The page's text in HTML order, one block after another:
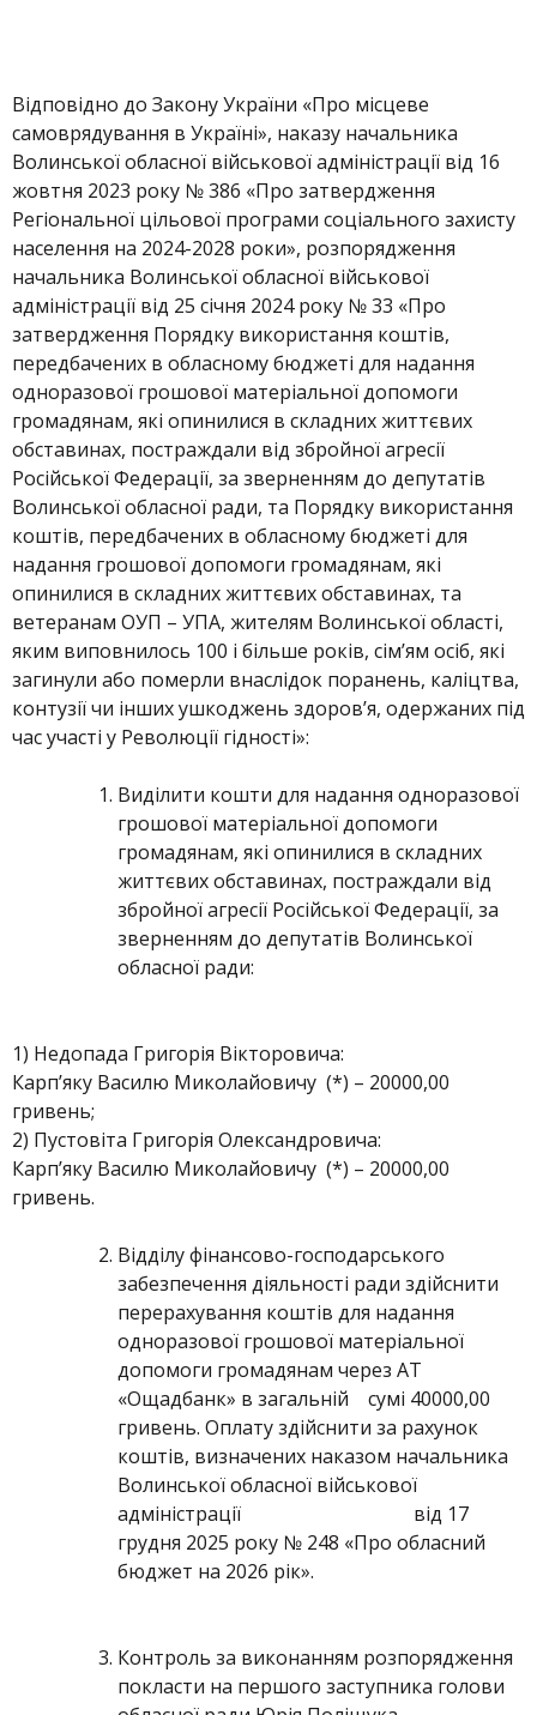
Відповідно до Закону України «Про місцеве
самоврядування в Україні», наказу начальника
Волинської обласної військової адміністрації від 16
жовтня 2023 року № 386 «Про затвердження
Регіональної цільової програми соціального захисту
населення на 2024-2028 роки», розпорядження
начальника Волинської обласної військової
адміністрації від 25 січня 2024 року № 33 «Про
затвердження Порядку використання коштів,
передбачених в обласному бюджеті для надання
одноразової грошової матеріальної допомоги
громадянам, які опинилися в складних життєвих
обставинах, постраждали від збройної агресії
Російської Федерації, за зверненням до депутатів
Волинської обласної ради, та Порядку використання
коштів, передбачених в обласному бюджеті для
надання грошової допомоги громадянам, які
опинилися в складних життєвих обставинах, та
ветеранам ОУП – УПА, жителям Волинської області,
яким виповнилось 100 і більше років, сім’ям осіб, які
загинули або померли внаслідок поранень, каліцтва,
контузії чи інших ушкоджень здоров’я, одержаних під
час участі у Революції гідності»:
Виділити кошти для надання одноразової
грошової матеріальної допомоги
громадянам, які опинилися в складних
життєвих обставинах, постраждали від
збройної агресії Російської Федерації, за
зверненням до депутатів Волинської
обласної ради:
1) Недопада Григорія Вікторовича:
Карп’яку Василю Миколайовичу (*) – 20000,00
гривень;
2) Пустовіта Григорія Олександровича:
Карп’яку Василю Миколайовичу (*) – 20000,00
гривень.
Відділу фінансово-господарського
забезпечення діяльності ради здійснити
перерахування коштів для надання
одноразової грошової матеріальної
допомоги громадянам через АТ
«Ощадбанк» в загальній сумі 40000,00
гривень. Оплату здійснити за рахунок
коштів, визначених наказом начальника
Волинської обласної військової
адміністрації від 17
грудня 2025 року № 248 «Про обласний
бюджет на 2026 рік».
Контроль за виконанням розпорядження
покласти на першого заступника голови